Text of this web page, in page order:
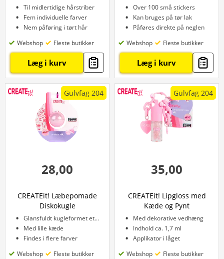
Til midlertidige hårstriber
Fem individuelle farver
Nem påføring i tørt hår
Webshop
Fleste butikker
Læg i kurv
Over 100 små stickers
Kan bruges på tør lak
Påføres direkte på neglen
Webshop
Fleste butikker
Læg i kurv
Gulvfag 204
28,00
CREATEit! Læbepomade
Diskokugle
Glansfuldt kugleformet etui
Med lille kæde
Findes i flere farver
Webshop
Fleste butikker
Gulvfag 204
35,00
CREATEit! Lipgloss med
Kæde og Pynt
Med dekorative vedhæng
Indhold ca. 1,7 ml
Applikator i låget
Webshop
Fleste butikker